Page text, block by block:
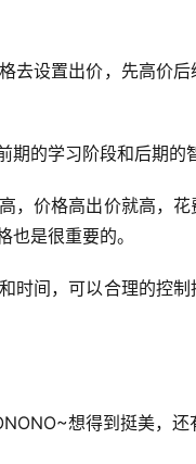
去设置出价，先高价
的学习阶段和后期的
，价格高出价就高，
是很重要的。
时间，可以合理的控
想得到挺美，还